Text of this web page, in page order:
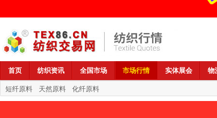
首页 纺织资讯 全国市场 市场行情 实体展会 物
短纤原料 天然原料 化纤原料